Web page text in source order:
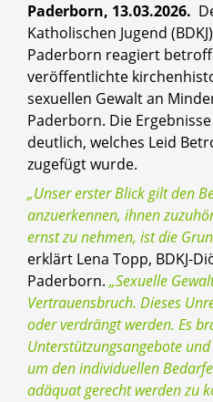
Paderborn, 13.03.2026.
Katholischen Jugend
Paderborn reagiert
veröffentlichte
sexuellen Gewalt an
Paderborn. Die
deutlich, welches Leid
zugefügt wurde.
„Unser erster Blick gilt den
anzuerkennen, ihnen
ernst zu nehmen, ist die
erklärt Lena Topp, BDKJ-
Paderborn. „Sexuelle
Vertrauensbruch. Dieses
oder verdrängt werden. Es
Unterstützungsangebote
um den individuellen
adäquat gerecht werden zu